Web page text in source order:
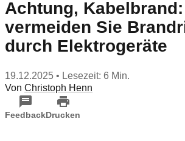
Achtung,
vermeiden Sie
durch Elektrogeräte
19.12.2025 • Lesezeit: 6 Min.
Von Christoph Henn
FeedbackDrucken